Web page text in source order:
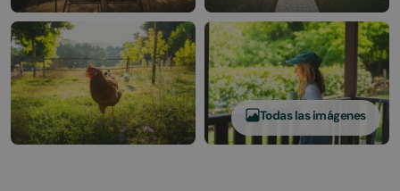
Todas las imágenes